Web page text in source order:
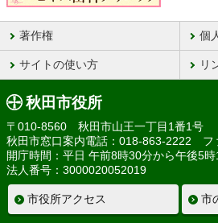
著作権 個
サイトの使い方 リ
秋田市役所
〒010-8560 秋田市山王一丁目1番1号
秋田市窓口案内電話：018-863-2222 フ
開庁時間：平日 午前8時30分から午後5
法人番号：3000020052019
市役所アクセス 市